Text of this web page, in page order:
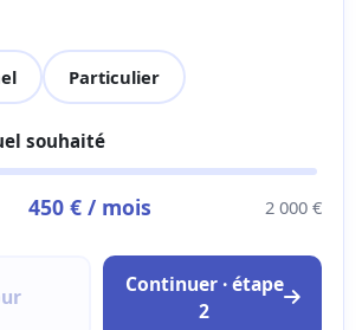
Particulier
souhaité
450 € / mois 2 000 €
Continuer · étape
2